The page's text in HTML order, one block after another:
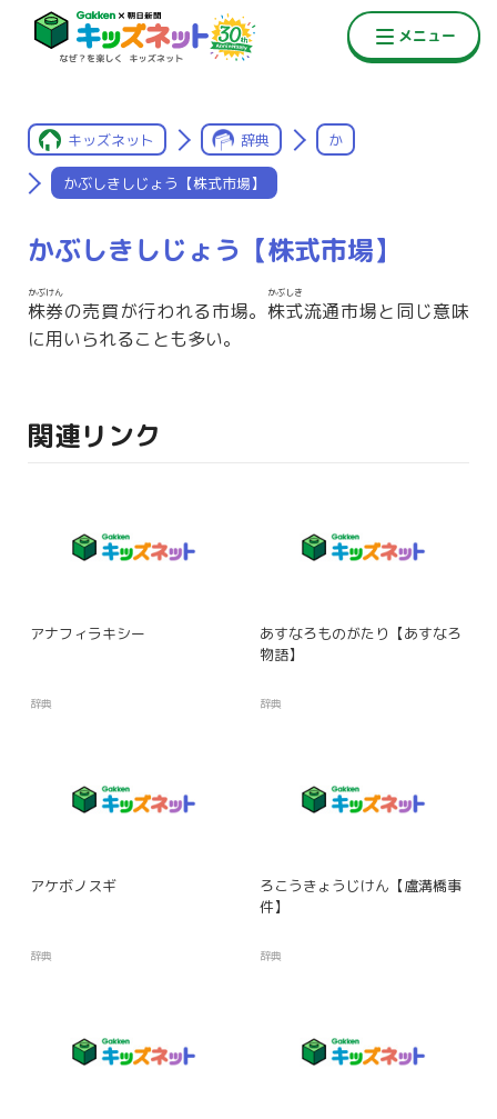
キッズネット 辞典 か
かぶしきしじょう【株式市場】
かぶしきしじょう【株式市場】
株券
かぶけん
の売買が行われる市場。 株式
かぶしき
流通市場と同じ意味
に用いられることも多い。
関連リンク
アナフィラキシー
辞典
あすなろものがたり【あすなろ
物語】
辞典
アケボノスギ
辞典
ろこうきょうじけん【盧溝橋事
件】
辞典